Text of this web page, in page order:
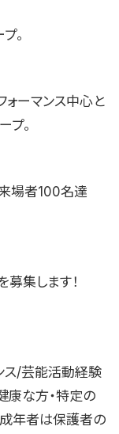
。
ォーマンス中心と
プ。
場者100名達
集します！
ス/芸能活動経験
康な方・特定の
成年者は保護者の